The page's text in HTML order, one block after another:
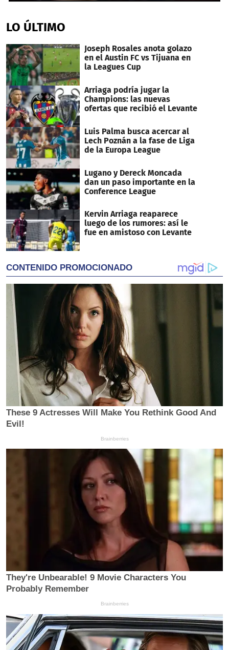
of
3
19
seconds
LO ÚLTIMO
Joseph Rosales anota golazo
en el Austin FC vs Tijuana en
la Leagues Cup
Arriaga podría jugar la
Champions: las nuevas
ofertas que recibió el Levante
Luis Palma busca acercar al
Lech Poznán a la fase de Liga
de la Europa League
Lugano y Dereck Moncada
dan un paso importante en la
Conference League
Kervin Arriaga reaparece
luego de los rumores: así le
fue en amistoso con Levante